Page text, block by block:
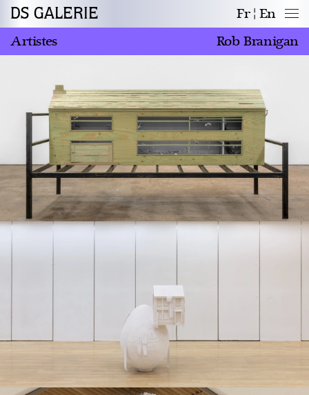
DS GALERIE Fr
En
Artistes
Rob Branigan